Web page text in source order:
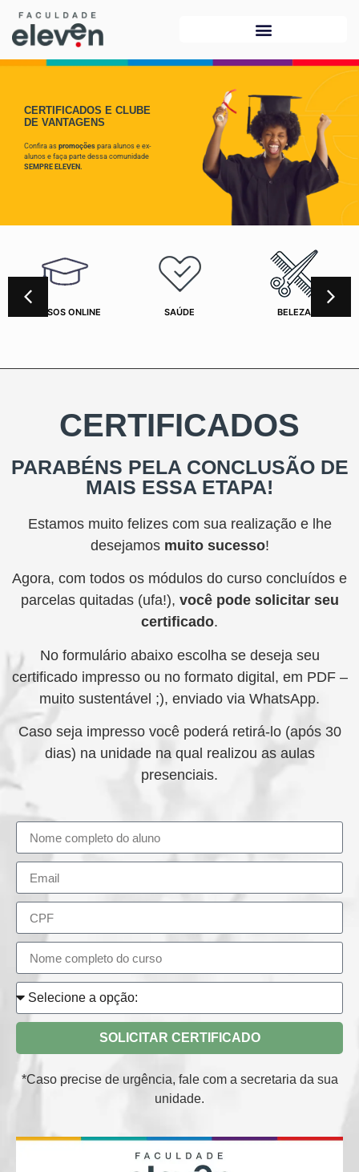
CERTIFICADOS E CLUBE
DE VANTAGENS
Confira as promoções para alunos e ex-
alunos e faça parte dessa comunidade
SEMPRE ELEVEN.
CURSOS ONLINE SAÚDE BELEZA
CERTIFICADOS
PARABÉNS PELA CONCLUSÃO DE
MAIS ESSA ETAPA!
Estamos muito felizes com sua realização e lhe
desejamos muito sucesso!
Agora, com todos os módulos do curso concluídos e
parcelas quitadas (ufa!), você pode solicitar seu
certificado.
No formulário abaixo escolha se deseja seu
certificado impresso ou no formato digital, em PDF –
muito sustentável ;), enviado via WhatsApp.
Caso seja impresso você poderá retirá-lo (após 30
dias) na unidade na qual realizou as aulas
presenciais.
SOLICITAR CERTIFICADO
*Caso precise de urgência, fale com a secretaria da sua
unidade.